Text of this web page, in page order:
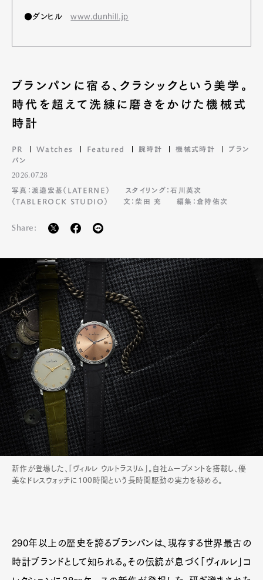
●ダンヒルwww.dunhill.jp
ブランパンに宿る、クラシックという美学。
時代を超えて洗練に磨きをかけた機械式
時計
PR Watches Featured 腕時計 機械式時計
ブラン
パン
2026.07.28
写真：渡邉宏基（LATERNE）
スタイリング：石川英次
（TABLEROCK STUDIO）
文：柴田 充 編集：倉持佑次
Share:
新作が登場した、「ヴィルレ ウルトラスリム」。自社ムーブメントを搭載し、優
美なドレスウォッチに100時間という長時間駆動の実力を秘める。
290年以上の歴史を誇るブランパンは、現存する世界最古の
時計ブランドとして知られる。その伝統が息づく「ヴィルレ」コ